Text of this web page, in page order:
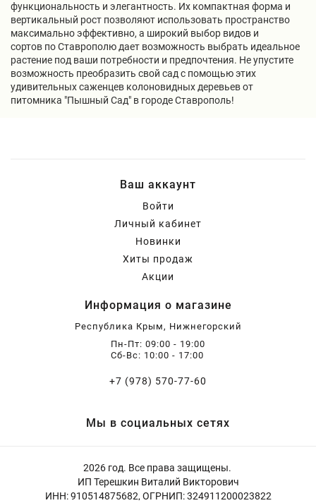
функциональность и элегантность. Их компактная форма и
вертикальный рост позволяют использовать пространство
максимально эффективно, а широкий выбор видов и
сортов по Ставрополю дает возможность выбрать идеальное
растение под ваши потребности и предпочтения. Не упустите
возможность преобразить свой сад с помощью этих
удивительных саженцев колоновидных деревьев от
питомника "Пышный Сад" в городе Ставрополь!
Ваш аккаунт
Войти
Личный кабинет
Новинки
Хиты продаж
Акции
Информация о магазине
Республика Крым, Нижнегорский
Пн-Пт: 09:00 - 19:00
Сб-Вс: 10:00 - 17:00
+7 (978) 570-77-60
Мы в социальных сетях
2026 год. Все права защищены.
ИП Терешкин Виталий Викторович
ИНН: 910514875682, ОГРНИП: 324911200023822